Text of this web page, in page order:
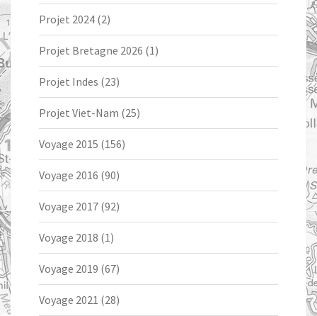
Projet 2024 (2)
Projet Bretagne 2026 (1)
Projet Indes (23)
Projet Viet-Nam (25)
Voyage 2015 (156)
Voyage 2016 (90)
Voyage 2017 (92)
Voyage 2018 (1)
Voyage 2019 (67)
Voyage 2021 (28)